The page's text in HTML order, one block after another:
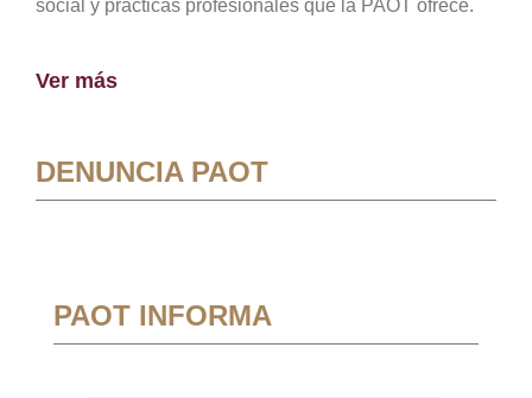
social y prácticas profesionales que la PAOT ofrece.
Ver más
DENUNCIA PAOT
PAOT INFORMA